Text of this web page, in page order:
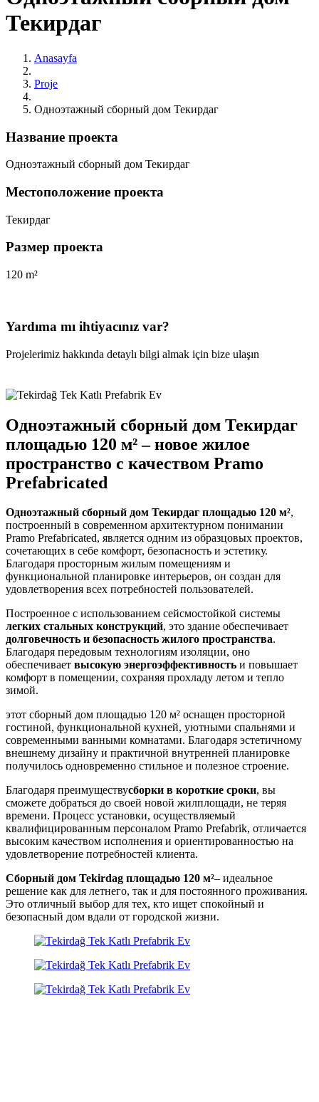
Текирдаг
Anasayfa
Proje
Одноэтажный сборный дом Текирдаг
Название проекта
Одноэтажный сборный дом Текирдаг
Местоположение проекта
Текирдаг
Размер проекта
120 m²
Yardıma mı ihtiyacınız var?
Projelerimiz hakkında detaylı bilgi almak için bize ulaşın
Одноэтажный сборный дом Текирдаг
площадью 120 м² – новое жилое
пространство с качеством Pramo
Prefabricated
Одноэтажный сборный дом Текирдаг площадью 120 м²,
построенный в современном архитектурном понимании
Pramo Prefabricated, является одним из образцовых проектов,
сочетающих в себе комфорт, безопасность и эстетику.
Благодаря просторным жилым помещениям и
функциональной планировке интерьеров, он создан для
удовлетворения всех потребностей пользователей.
Построенное с использованием сейсмостойкой системы
легких стальных конструкций, это здание обеспечивает
долговечность и безопасность жилого пространства.
Благодаря передовым технологиям изоляции, оно
обеспечивает высокую энергоэффективность и повышает
комфорт в помещении, сохраняя прохладу летом и тепло
зимой.
этот сборный дом площадью 120 м² оснащен просторной
гостиной, функциональной кухней, уютными спальнями и
современными ванными комнатами. Благодаря эстетичному
внешнему дизайну и практичной внутренней планировке
получилось одновременно стильное и полезное строение.
Благодаря преимуществусборки в короткие сроки, вы
сможете добраться до своей новой жилплощади, не теряя
времени. Процесс установки, осуществляемый
квалифицированным персоналом Pramo Prefabrik, отличается
высоким качеством исполнения и ориентированностью на
удовлетворение потребностей клиента.
Сборный дом Tekirdag площадью 120 м²– идеальное
решение как для летнего, так и для постоянного проживания.
Это отличный выбор для тех, кто ищет спокойный и
безопасный дом вдали от городской жизни.